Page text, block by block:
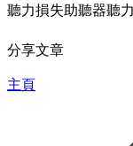
聽力損失助聽器聽
分享文章
主頁